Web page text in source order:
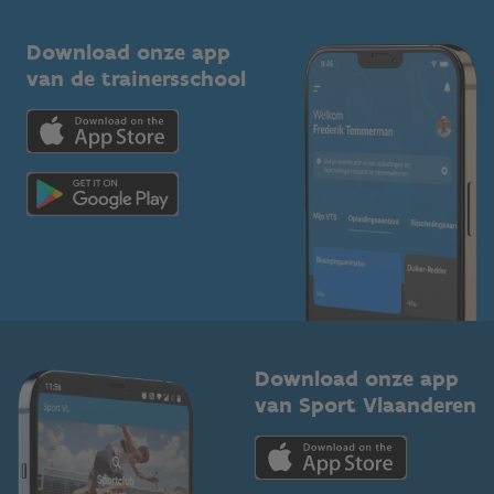
Bedrijven
Trainers en begeleiders
Topsporters
Kennisplatform
Downloads
Voor de pers
Download onze app
van de trainersschool
Download onze app
van Sport Vlaanderen